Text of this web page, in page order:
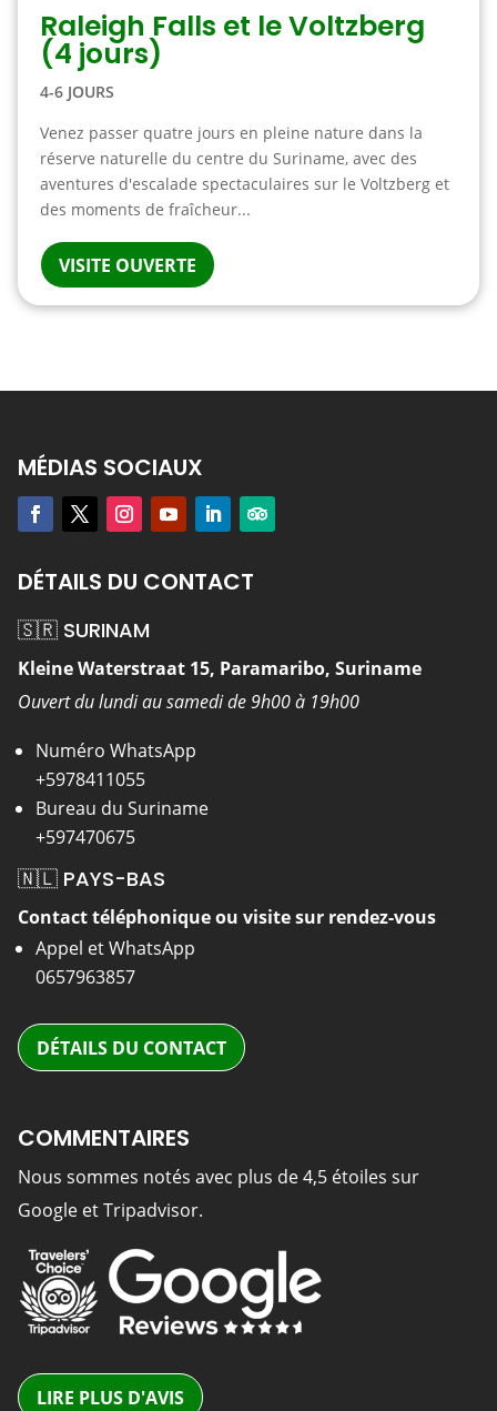
Raleigh Falls et le Voltzberg
(4 jours)
4-6 JOURS
Venez passer quatre jours en pleine nature dans la
réserve naturelle du centre du Suriname, avec des
aventures d'escalade spectaculaires sur le Voltzberg et
des moments de fraîcheur...
VISITE OUVERTE
MÉDIAS SOCIAUX
DÉTAILS DU CONTACT
🇸🇷 SURINAM
Kleine Waterstraat 15, Paramaribo, Suriname
Ouvert du lundi au samedi de 9h00 à 19h00
Numéro WhatsApp
+5978411055
Bureau du Suriname
+597470675
🇳🇱 PAYS-BAS
Contact téléphonique ou visite sur rendez-vous
Appel et WhatsApp
0657963857
DÉTAILS DU CONTACT
COMMENTAIRES
Nous sommes notés avec plus de 4,5 étoiles sur
Google et Tripadvisor.
LIRE PLUS D'AVIS